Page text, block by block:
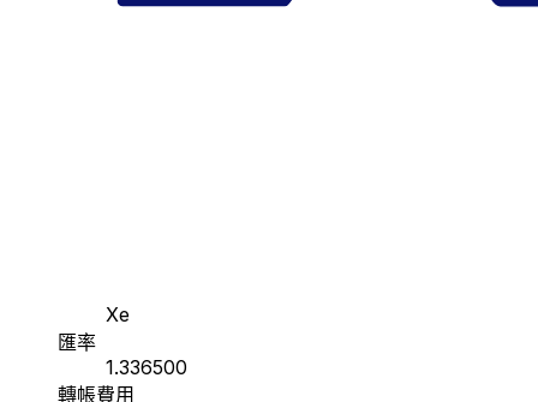
Xe
匯率
1.336500
轉帳費用